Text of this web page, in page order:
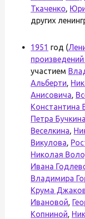
Ткаченко,
других
1951 год (
участием
Альберти,
Анисовича,
Константина
Петра Бучкина
Веселкина,
Викулова,
Николая
Ивана
Владимира
Крума
Ивановой,
Копниной,